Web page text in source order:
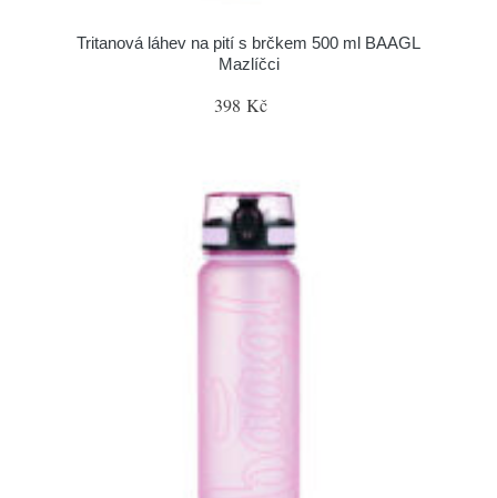
Tritanová láhev na pití s brčkem 500 ml BAAGL
Mazlíčci
398 Kč